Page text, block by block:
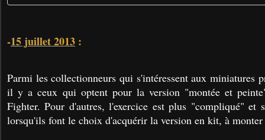
-15 juillet 2013 :
Parmi les collectionneurs qui s'intéressent aux miniatures
il y a ceux qui optent pour la version "montée et
Fighter. Pour d'autres, l'exercice est plus "compliqué" et
lorsqu'ils font le choix d'acquérir la version en kit, à